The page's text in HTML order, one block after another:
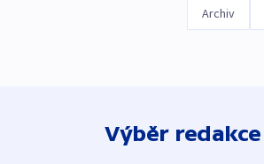
Archiv
Výběr redakce